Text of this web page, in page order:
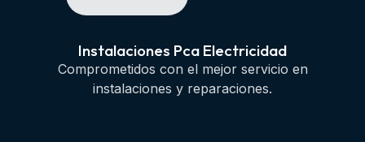
Instalaciones Pca Electricidad
Comprometidos con el mejor servicio en
instalaciones y reparaciones.